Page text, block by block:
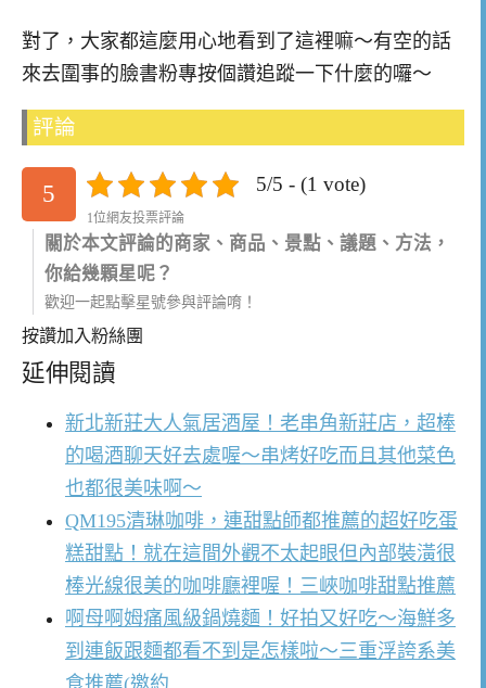
對了，大家都這麼用心地看到了這裡嘛～有空的話
來去圍事的臉書粉專按個讚追蹤一下什麼的囉～
評論
5 5/5 - (1 vote)
1位網友投票評論
關於本文評論的商家、商品、景點、議題、方法，
你給幾顆星呢？
歡迎一起點擊星號參與評論唷！
按讚加入粉絲團
延伸閱讀
新北新莊大人氣居酒屋！老串角新莊店，超棒
的喝酒聊天好去處喔～串烤好吃而且其他菜色
也都很美味啊～
QM195清琳咖啡，連甜點師都推薦的超好吃蛋
糕甜點！就在這間外觀不太起眼但內部裝潢很
棒光線很美的咖啡廳裡喔！三峽咖啡甜點推薦
啊母啊姆痛風級鍋燒麵！好拍又好吃～海鮮多
到連飯跟麵都看不到是怎樣啦～三重浮誇系美